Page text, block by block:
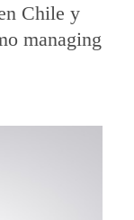
Chile y
managing